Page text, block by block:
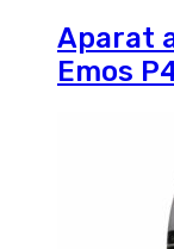
Aparat
Emos